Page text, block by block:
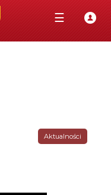
☰
Aktualności